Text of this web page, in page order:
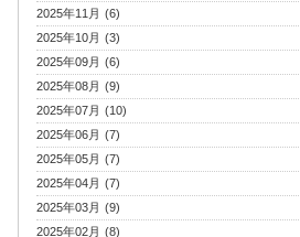
2025年11月 (6)
2025年10月 (3)
2025年09月 (6)
2025年08月 (9)
2025年07月 (10)
2025年06月 (7)
2025年05月 (7)
2025年04月 (7)
2025年03月 (9)
2025年02月 (8)